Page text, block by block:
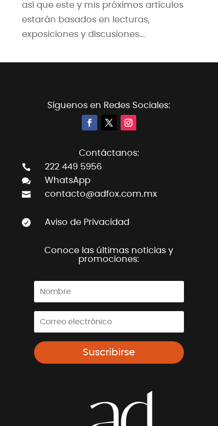
así que este y mis próximos artículos
estarán basados en lecturas,
exposiciones y discusiones...
Síguenos en Redes Sociales:
Contáctanos:

222 449 5956

WhatsApp

contacto@adfox.com.mx
 Aviso de Privacidad
Conoce las últimas noticias y
promociones:
Suscribirse